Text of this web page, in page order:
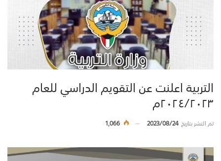
التربية اعلنت عن التقويم الدراسي للعام
٢٠٢٤/٢٠٢٣م
تم النشر بتاريخ2023/08/24
1,066